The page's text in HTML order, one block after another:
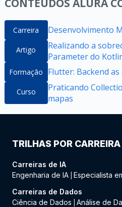
CONTEÚDOS ALURA
Carreira Desenvolvimento
Artigo
Realizando a
Parameter do
Formação Flutter: Backend as
Curso
Praticando
mapas
TRILHAS POR CARREIRA
Carreiras de IA
Engenharia de IA Especialista
Carreiras de Dados
Ciência de Dados
Análise de